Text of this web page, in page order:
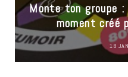
Monte ton groupe
moment créé
18